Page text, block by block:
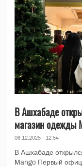
В Ашхабаде
магазин одежды
06.12.2025 - 12:54
В Ашхабаде
Mango Первый